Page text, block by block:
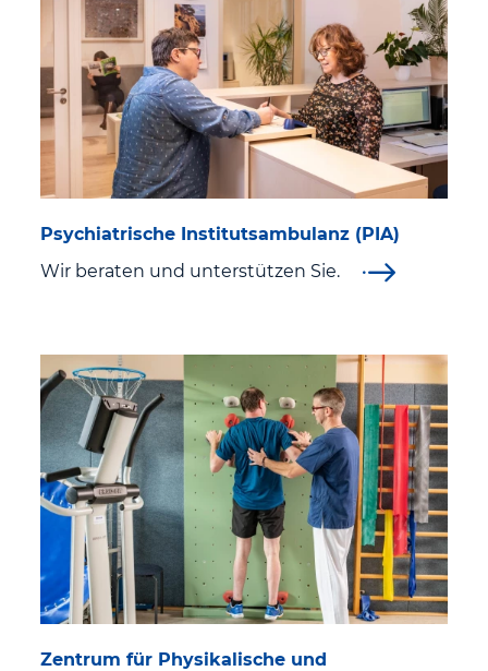
Öffentliche Veranstaltungen
Fachveranstaltungen
Psychiatrische Institutsambulanz (PIA)
Wir beraten und unterstützen Sie.
Zentrum für Physikalische und